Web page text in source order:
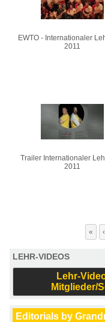
EWTO - Internationaler
2011
Trailer Internationaler
2011
« ‹
LEHR-VIDEOS
Lehr-
Mitglieder/
Editorials by